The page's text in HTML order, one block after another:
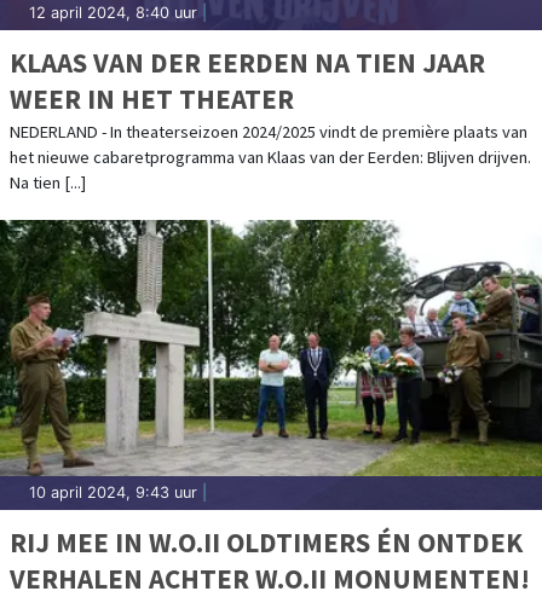
12 april 2024, 8:40 uur
KLAAS VAN DER EERDEN NA TIEN JAAR
WEER IN HET THEATER
NEDERLAND - In theaterseizoen 2024/2025 vindt de première plaats van
het nieuwe cabaretprogramma van Klaas van der Eerden: Blijven drijven.
Na tien [...]
10 april 2024, 9:43 uur
RIJ MEE IN W.O.II OLDTIMERS ÉN ONTDEK
VERHALEN ACHTER W.O.II MONUMENTEN!